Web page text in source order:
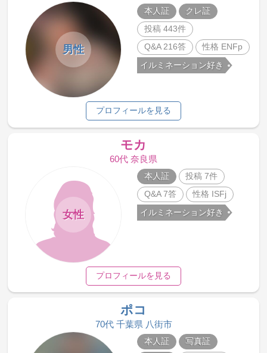
男性
本人証
クレ証
投稿 443件
Q&A 216答
性格 ENFp
イルミネーション好き
プロフィールを見る
モカ
60代 奈良県
女性
本人証
投稿 7件
Q&A 7答
性格 ISFj
イルミネーション好き
プロフィールを見る
ポコ
70代 千葉県 八街市
本人証
写真証